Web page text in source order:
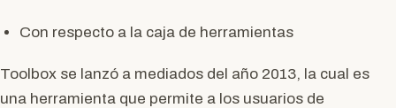
Con respecto a la caja de herramientas
Toolbox se lanzó a mediados del año 2013, la cual es
una herramienta que permite a los usuarios de